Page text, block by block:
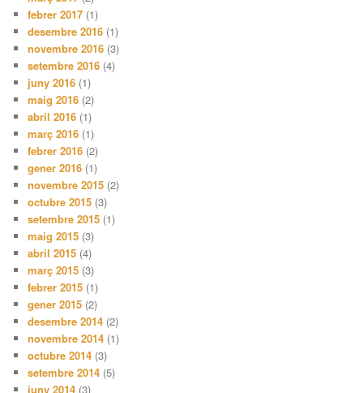
febrer 2017 (1)
desembre 2016 (1)
novembre 2016 (3)
setembre 2016 (4)
juny 2016 (1)
maig 2016 (2)
abril 2016 (1)
març 2016 (1)
febrer 2016 (2)
gener 2016 (1)
novembre 2015 (2)
octubre 2015 (3)
setembre 2015 (1)
maig 2015 (3)
abril 2015 (4)
març 2015 (3)
febrer 2015 (1)
gener 2015 (2)
desembre 2014 (2)
novembre 2014 (1)
octubre 2014 (3)
setembre 2014 (5)
juny 2014 (3)